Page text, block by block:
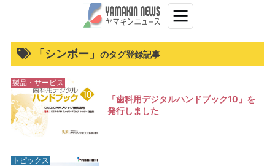
「シンボー」 のタグ登録記事
製品・サービス
「歯科用デジタルハンドブック10」を
発行しました
トピックス